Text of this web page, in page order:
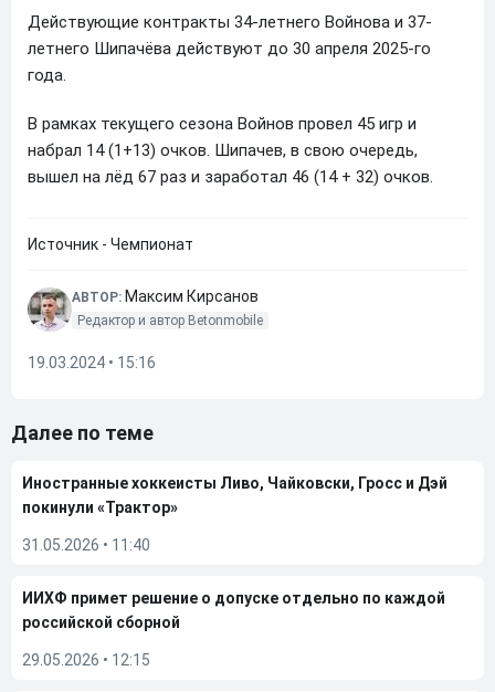
Действующие контракты 34-летнего Войнова и 37-
летнего Шипачёва действуют до 30 апреля 2025-го
года.
В рамках текущего сезона Войнов провел 45 игр и
набрал 14 (1+13) очков. Шипачев, в свою очередь,
вышел на лёд 67 раз и заработал 46 (14 + 32) очков.
Источник - Чемпионат
АВТОР: Максим Кирсанов
Редактор и автор Betonmobile
19.03.2024 • 15:16
Далее по теме
Иностранные хоккеисты Ливо, Чайковски, Гросс и Дэй
покинули «Трактор»
31.05.2026 • 11:40
ИИХФ примет решение о допуске отдельно по каждой
российской сборной
29.05.2026 • 12:15